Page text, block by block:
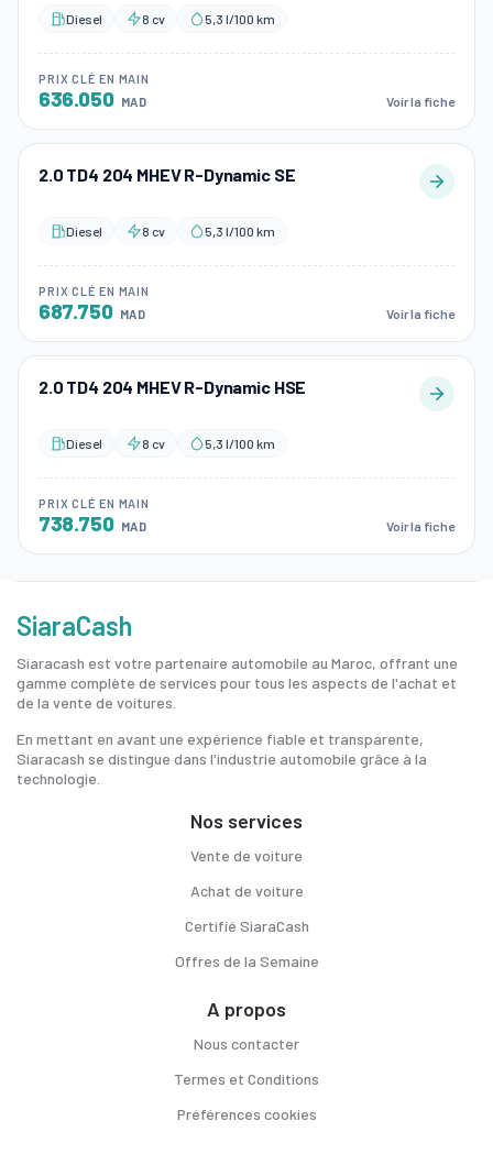
Diesel 8 cv 5,3 l/100 km
PRIX CLÉ EN MAIN
636.050 MAD Voir la fiche
2.0 TD4 204 MHEV R-Dynamic SE
Diesel 8 cv 5,3 l/100 km
PRIX CLÉ EN MAIN
687.750 MAD Voir la fiche
2.0 TD4 204 MHEV R-Dynamic HSE
Diesel 8 cv 5,3 l/100 km
PRIX CLÉ EN MAIN
738.750 MAD Voir la fiche
SiaraCash
Siaracash est votre partenaire automobile au Maroc, offrant une
gamme complète de services pour tous les aspects de l'achat et
de la vente de voitures.
En mettant en avant une expérience fiable et transparente,
Siaracash se distingue dans l'industrie automobile grâce à la
technologie.
Nos services
Vente de voiture
Achat de voiture
Certifié SiaraCash
Offres de la Semaine
A propos
Nous contacter
Termes et Conditions
Préférences cookies